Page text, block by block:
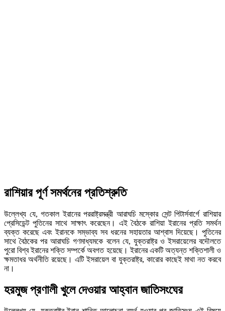
রাশিয়ার পূর্ণ সমর্থনের প্রতিশ্রুতি
উল্লেখ্য যে, গতকাল ইরানের পররাষ্ট্রমন্ত্রী আরাঘচি মস্কোর সেন্ট পিটার্সবার্গে রাশিয়ার
প্রেসিডেন্ট পুতিনের সাথে সাক্ষাৎ করেছেন। এই বৈঠকে রাশিয়া ইরানের প্রতি সমর্থন
ব্যক্ত করেছে এবং ইরানকে সম্ভাব্য সব ধরনের সহায়তার আশ্বাস দিয়েছে। পুতিনের
সাথে বৈঠকের পর আরাঘচি গণমাধ্যমকে বলেন যে, যুক্তরাষ্ট্র ও ইসরায়েলের বদৌলতে
পুরো বিশ্ব ইরানের শক্তি সম্পর্কে অবগত হয়েছে। ইরানের একটি অত্যন্ত শক্তিশালী ও
ক্ষমতাধর অর্থনীতি রয়েছে। এটি ইসরায়েল বা যুক্তরাষ্ট্র, কারোর কাছেই মাথা নত করবে
না।
হরমুজ প্রণালী খুলে দেওয়ার আহ্বান জাতিসংঘের